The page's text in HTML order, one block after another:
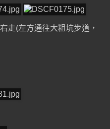
走(左方通往大粗坑步道，